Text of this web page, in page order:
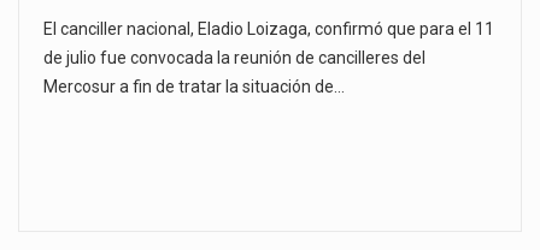
El canciller nacional, Eladio Loizaga, confirmó que para el 11
de julio fue convocada la reunión de cancilleres del
Mercosur a fin de tratar la situación de…